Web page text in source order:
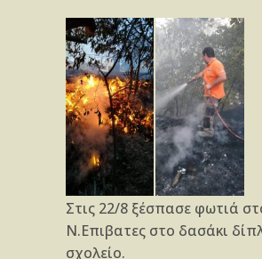
Στις 22/8 ξέσπασε φωτιά
Ν.Επιβατες στο δασάκι
σχολείο.